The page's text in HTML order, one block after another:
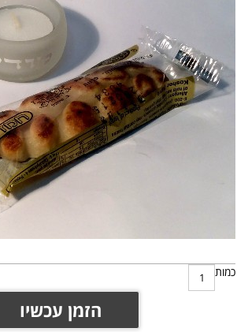
כמות
הזמן עכשיו